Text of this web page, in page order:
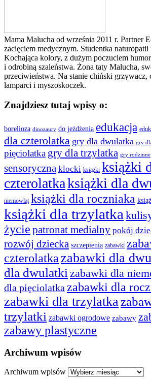
Mama Malucha od września 2011 r. Partner
zacięciem medycznym. Studentka
Kochająca kolory, z dużym poczuciem
i odrobiną szaleństwa. Żona taty Malucha,
przeciwieństwa. Na stanie chiński grzywacz,
lamparci i myszoskoczek.
Znajdziesz tutaj wpisy o:
borelioza dinozaury do jeżdżenia edukacja
dla czterolatka gry dla dwulatka gry
pięciolatka gry dla trzylatka gry rodzinne
sensoryczna klocki książki książki
czterolatkaksiążki dla
niemowląt książki dla roczniaka
książki dla trzylatka
życie patronat medialny pokój
rozwój dziecka szczepienia zabawki
czterolatka zabawki dla
dla dwulatki zabawki dla
dla pięciolatka zabawki dla
zabawki dla trzylatka
trzylatki zabawki ogrodowe zabawy
zabawy plastyczne
Archiwum wpisów
Archiwum wpisów